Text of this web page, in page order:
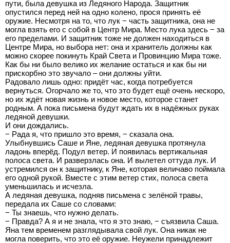
пути, была девушка из Ледяного Народа. Защитник
опустился перед ней на одно колено, прося принять её
оружие. Несмотря на то, что лук − часть защитника, она не
могла взять его с собой в Центр Мира. Место лука здесь − за
его пределами. И защитник тоже не должен находиться в
Центре Мира, но выбора нет: она и хранитель должны как
можно скорее покинуть Край Света и Провинцию Мира тоже.
Как бы ни было велико их желание остаться и как бы ни
прискорбно это звучало – они должны уйти.
Радовало лишь одно: придёт час, когда потребуется
вернуться. Огорчало же то, что это будет ещё очень нескоро,
но их ждёт новая жизнь и новое место, которое станет
родным. А пока письмена будут ждать их в надёжных руках
ледяной девушки.
И они дождались.
− Рада я, что пришло это время, − сказала она.
Улыбнувшись Саше и Яне, ледяная девушка протянула
ладонь вперёд. Подул ветер. И появилась вертикальная
полоса света. И разверзлась она. И вылетел оттуда лук. И
устремился он к защитнику, к Яне, которая величаво поймала
его одной рукой. Вместе с этим ветер стих, полоса света
уменьшилась и исчезла.
А ледяная девушка, подняв письмена с зелёной травы,
передала их Саше со словами:
− Ты знаешь, что нужно делать.
− Правда? А я и не знала, что я это знаю, − съязвила Саша.
Яна тем временем разглядывала свой лук. Она никак не
могла поверить, что это её оружие. Неужели принадлежит